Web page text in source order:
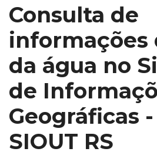
menu
para
busca
conteúdo
Consulta de
informações
da água no
de
Geográficas -
SIOUT RS